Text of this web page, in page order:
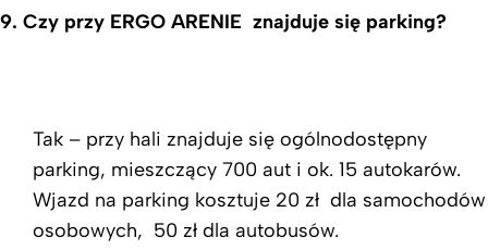
9. Czy przy ERGO ARENIE znajduje się parking?
Tak – przy hali znajduje się ogólnodostępny
parking, mieszczący 700 aut i ok. 15 autokarów.
Wjazd na parking kosztuje 20 zł dla samochodów
osobowych, 50 zł dla autobusów.